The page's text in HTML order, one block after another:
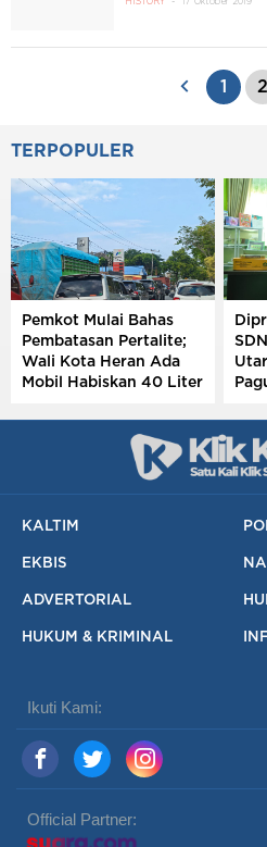
1 2
TERPOPULER
Pemkot Mulai Bahas
Pembatasan Pertalite;
Wali Kota Heran Ada
Mobil Habiskan 40 Liter
KALTIM
EKBIS
ADVERTORIAL
HUKUM & KRIMINAL
Ikuti Kami:
Official Partner: